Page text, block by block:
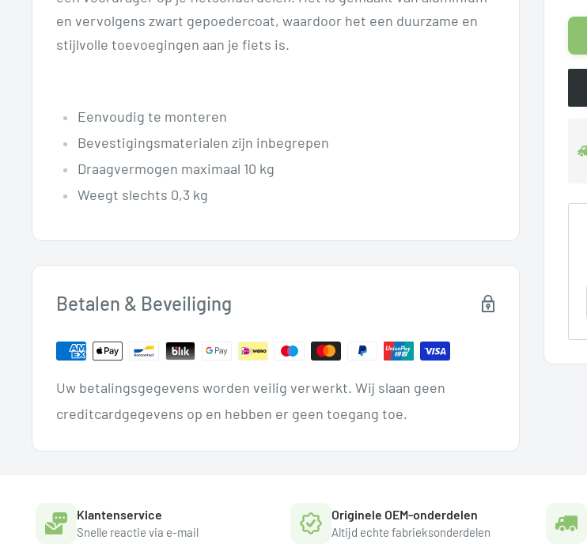
en vervolgens zwart gepoedercoat, waardoor het een duurzame en
stijlvolle toevoegingen aan je fiets is.
Eenvoudig te monteren
Bevestigingsmaterialen zijn inbegrepen
Draagvermogen maximaal 10 kg
Weegt slechts 0,3 kg
Betalen & Beveiliging
Uw betalingsgegevens worden veilig verwerkt. Wij slaan geen
creditcardgegevens op en hebben er geen toegang toe.
Klantenservice
Snelle reactie via e-mail
Originele OEM-onderdelen
Altijd echte fabrieksonderdelen